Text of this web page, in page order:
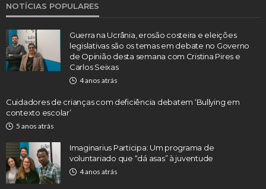
NOTÍCIAS POPULARES
Guerra na Ucrânia, erosão costeira e eleições
legislativas são os temas em debate no Governo
de Opinião desta semana com Cristina Pires e
Carlos Seixas
4 anos atrás
Cuidadores de crianças com deficiência debatem ‘Bullying em
contexto escolar’
5 anos atrás
Imaginarius Participa: Um programa de
voluntariado que “dá asas” à juventude
4 anos atrás